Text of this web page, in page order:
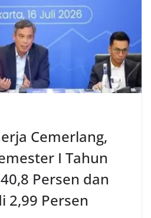
Cemerlang,
I Tahun
Persen dan
2,99 Persen